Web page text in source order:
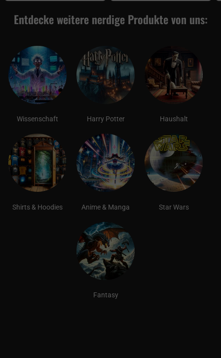
Entdecke weitere nerdige Produkte von uns:
Wissenschaft Harry Potter Haushalt
Shirts & Hoodies Anime & Manga Star Wars
Fantasy